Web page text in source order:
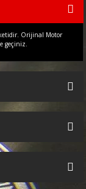
Orijinal Motor
geçiniz.